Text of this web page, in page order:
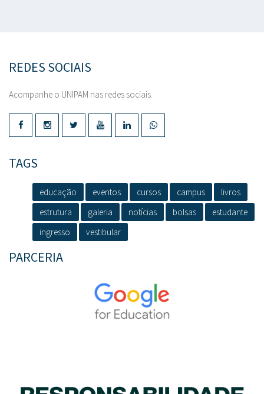
REDES SOCIAIS
Acompanhe o UNIPAM nas redes sociais.
TAGS
educação eventos cursos campus
livros
estrutura
galeria notícias bolsas
estudante
ingresso
vestibular
PARCERIA